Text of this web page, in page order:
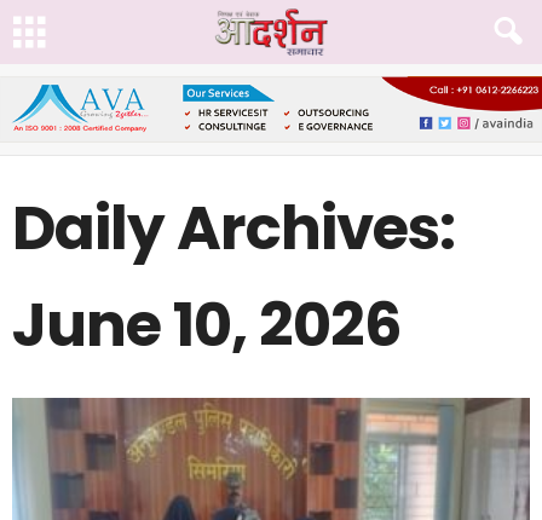
Daily Archives:
June 10, 2026